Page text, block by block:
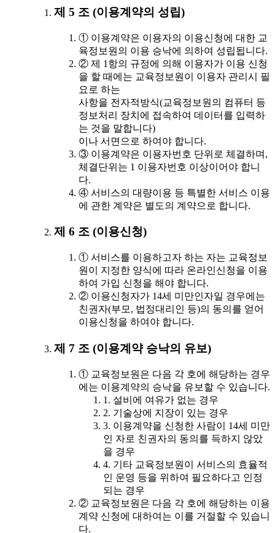
제 5 조 (이용계약의 성립)
① 이용계약은 이용자의 이용신청에 대한 교
육정보원의 이용 승낙에 의하여 성립됩니다.
② 제 1항의 규정에 의해 이용자가 이용 신청
을 할 때에는 교육정보원이 이용자 관리시 필
요로 하는
사항을 전자적방식(교육정보원의 컴퓨터 등
정보처리 장치에 접속하여 데이터를 입력하
는 것을 말합니다)
이나 서면으로 하여야 합니다.
③ 이용계약은 이용자번호 단위로 체결하며,
체결단위는 1 이용자번호 이상이어야 합니
다.
④ 서비스의 대량이용 등 특별한 서비스 이용
에 관한 계약은 별도의 계약으로 합니다.
제 6 조 (이용신청)
① 서비스를 이용하고자 하는 자는 교육정보
원이 지정한 양식에 따라 온라인신청을 이용
하여 가입 신청을 해야 합니다.
② 이용신청자가 14세 미만인자일 경우에는
친권자(부모, 법정대리인 등)의 동의를 얻어
이용신청을 하여야 합니다.
제 7 조 (이용계약 승낙의 유보)
① 교육정보원은 다음 각 호에 해당하는 경우
에는 이용계약의 승낙을 유보할 수 있습니다.
1. 설비에 여유가 없는 경우
2. 기술상에 지장이 있는 경우
3. 이용계약을 신청한 사람이 14세 미만
인 자로 친권자의 동의를 득하지 않았
을 경우
4. 기타 교육정보원이 서비스의 효율적
인 운영 등을 위하여 필요하다고 인정
되는 경우
② 교육정보원은 다음 각 호에 해당하는 이용
계약 신청에 대하여는 이를 거절할 수 있습니
다.